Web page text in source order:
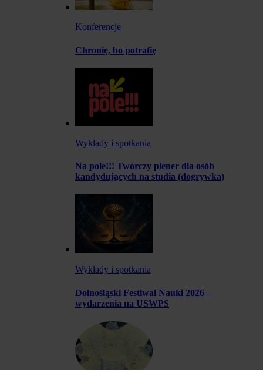
Konferencje
Chronię, bo potrafię
Wykłady i spotkania
Na pole!!! Twórczy plener dla osób
kandydujących na studia (dogrywka)
Wykłady i spotkania
Dolnośląski Festiwal Nauki 2026 –
wydarzenia na USWPS